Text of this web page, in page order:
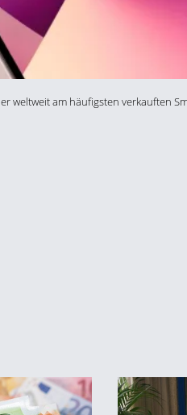
weltweit am häufigsten verkauften